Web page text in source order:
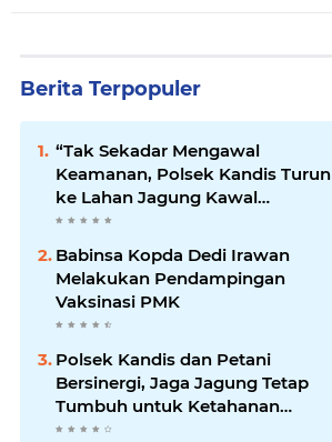
Berita Terpopuler
“Tak Sekadar Mengawal
Keamanan, Polsek Kandis Turun
ke Lahan Jagung Kawal
Ketahanan Pangan
Babinsa Kopda Dedi Irawan
Melakukan Pendampingan
Vaksinasi PMK
Polsek Kandis dan Petani
Bersinergi, Jaga Jagung Tetap
Tumbuh untuk Ketahanan
Pangan